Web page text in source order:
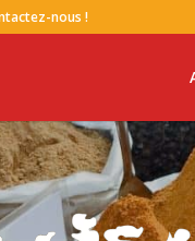
nous !